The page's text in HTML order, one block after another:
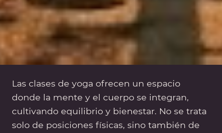
Las clases de yoga ofrecen un espacio
donde la mente y el cuerpo se integran,
cultivando equilibrio y bienestar. No se trata
solo de posiciones físicas, sino también de